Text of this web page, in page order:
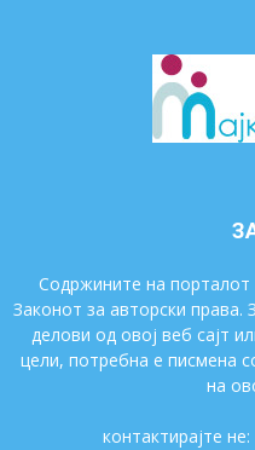
Содржините на порталот
Законот за авторски
делови од овој веб сајт
цели, потребна е писмена
на
контактирајте не: